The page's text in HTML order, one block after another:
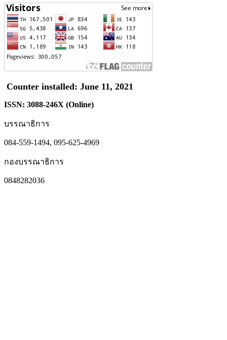
Counter installed: June 11, 2021
ISSN: 3088-246X (Online)
บรรณาธิการ
084-559-1494, 095-625-4969
กองบรรณาธิการ
0848282036